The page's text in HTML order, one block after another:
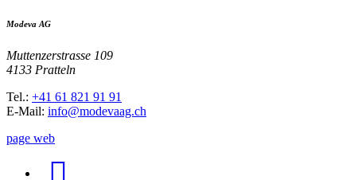
Modeva AG
Muttenzerstrasse 109
4133 Pratteln
Tel.: +41 61 821 91 91
E-Mail: info@modevaag.ch
page web